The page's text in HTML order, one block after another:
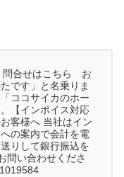
問合せはこちら お
です」と名乗りま
ココサイカのホー
【インボイス対応
客様へ 当社はイン
の案内で会計を電
りして銀行振込を
問い合わせくださ